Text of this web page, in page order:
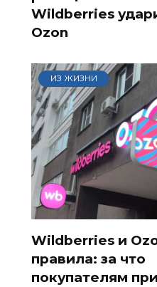
Wildberries
Ozon
ИЗ ЖИЗНИ
Wildberries и
правила: за что
покупателям